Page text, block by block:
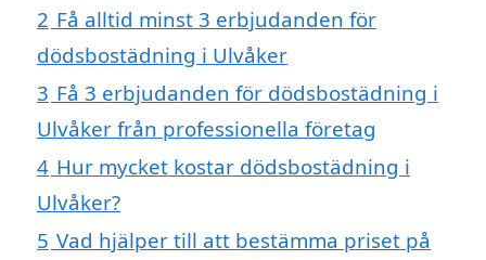
2 Få alltid minst 3 erbjudanden för
dödsbostädning i Ulvåker
3 Få 3 erbjudanden för dödsbostädning i
Ulvåker från professionella företag
4 Hur mycket kostar dödsbostädning i
Ulvåker?
5 Vad hjälper till att bestämma priset på